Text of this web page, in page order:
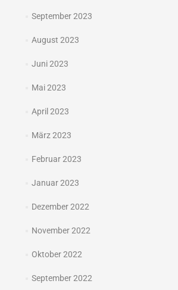
September 2023
August 2023
Juni 2023
Mai 2023
April 2023
März 2023
Februar 2023
Januar 2023
Dezember 2022
November 2022
Oktober 2022
September 2022